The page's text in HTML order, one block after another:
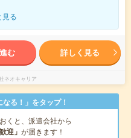
見る
む 詳しく見る
ネオキャリア
る！」をタップ！
くと、派遣会社から
迎」 が届きます！